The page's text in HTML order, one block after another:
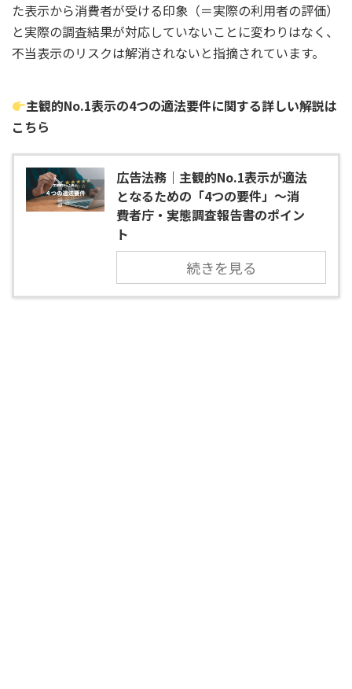
た表示から消費者が受ける印象（＝実際の利用者の評価）
と実際の調査結果が対応していないことに変わりはなく、
不当表示のリスクは解消されないと指摘されています。
主観的No.1表示の4つの適法要件に関する詳しい解説は
こちら
広告法務｜主観的No.1表示が適法
となるための「4つの要件」～消
費者庁・実態調査報告書のポイン
ト
続きを見る